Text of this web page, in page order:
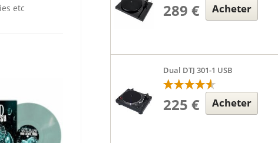
etc
289 € Acheter
Dual DTJ 301-1 USB
225 € Acheter